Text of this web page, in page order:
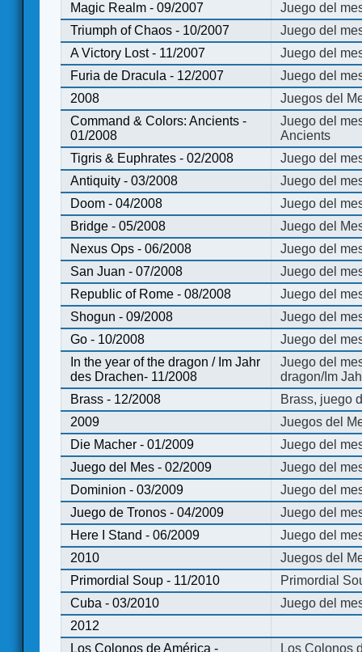
Magic Realm - 09/2007
Juego del
Triumph of Chaos - 10/2007
Juego del
A Victory Lost - 11/2007
Juego del
Furia de Dracula - 12/2007
Juego del
2008
Juegos del
Command & Colors: Ancients -
01/2008
Juego del
Ancients
Tigris & Euphrates - 02/2008
Juego del
Antiquity - 03/2008
Juego del
Doom - 04/2008
Juego del
Bridge - 05/2008
Juego del
Nexus Ops - 06/2008
Juego del
San Juan - 07/2008
Juego del
Republic of Rome - 08/2008
Juego del
Shogun - 09/2008
Juego del
Go - 10/2008
Juego del
In the year of the dragon / Im Jahr
des Drachen- 11/2008
Juego del
dragon/Im
Brass - 12/2008
Brass, juego
2009
Juegos del
Die Macher - 01/2009
Juego del
Juego del Mes - 02/2009
Juego del
Dominion - 03/2009
Juego del
Juego de Tronos - 04/2009
Juego del
Here I Stand - 06/2009
Juego del
2010
Juegos del
Primordial Soup - 11/2010
Primordial
Cuba - 03/2010
Juego del
2012
Los Colonos de América -
Los Colonos